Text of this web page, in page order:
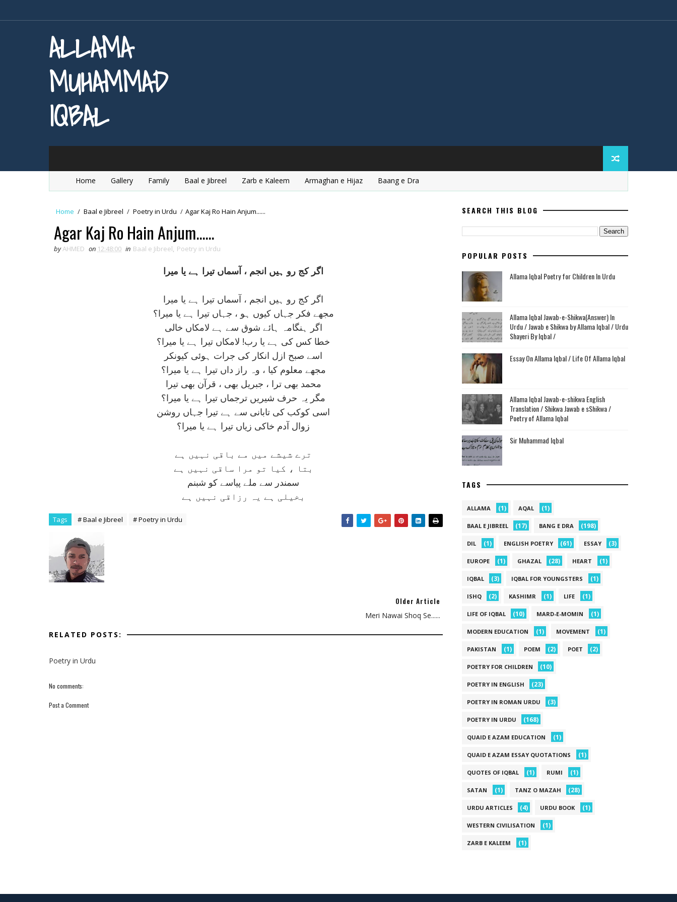
ALLAMA
MUHAMMAD
IQBAL
Home Gallery Family Baal e Jibreel Zarb e Kaleem Armaghan e Hijaz Baang e Dra
Home / Baal e Jibreel / Poetry in Urdu / Agar Kaj Ro Hain Anjum......
Agar Kaj Ro Hain Anjum......
byAHMED on 12:48:00 in Baal e Jibreel, Poetry in Urdu
اگر کج رو ہيں انجم ، آسماں تيرا ہے يا ميرا
اگر کج رو ہيں انجم ، آسماں تيرا ہے يا ميرا
مجھے فکر جہاں کيوں ہو ، جہاں تيرا ہے يا ميرا؟
اگر ہنگامہ ہائے شوق سے ہے لامکاں خالی
خطا کس کی ہے يا رب! لامکاں تيرا ہے يا ميرا؟
اسے صبح ازل انکار کی جرات ہوئی کيونکر
مجھے معلوم کيا ، وہ راز داں تيرا ہے يا ميرا؟
محمد بھی ترا ، جبريل بھی ، قرآن بھی تيرا
مگر يہ حرف شيريں ترجماں تيرا ہے يا ميرا؟
اسی کوکب کی تابانی سے ہے تيرا جہاں روشن
زوال آدم خاکی زياں تيرا ہے يا ميرا؟
ترے شيشے ميں مے باقی نہيں ہے
بتا ، کيا تو مرا ساقی نہيں ہے
سمندر سے ملے پياسے کو شبنم
بخيلی ہے يہ رزاقی نہيں ہے
Tags # Baal e Jibreel # Poetry in Urdu
Older Article
Meri Nawai Shoq Se......
RELATED POSTS:
Poetry in Urdu
No comments:
Post a Comment
SEARCH THIS BLOG
POPULAR POSTS
Allama Iqbal Poetry for Children In Urdu
Allama Iqbal Jawab-e-Shikwa(Answer) In
Urdu / Jawab e Shikwa by Allama Iqbal / Urdu
Shayeri By Iqbal /
Essay On Allama Iqbal / Life Of Allama Iqbal
Allama Iqbal Jawab-e-shikwa English
Translation / Shikwa Jawab e sShikwa /
Poetry of Allama Iqbal
Sir Muhammad Iqbal
TAGS
ALLAMA (1) AQAL (1)
BAAL E JIBREEL (17) BANG E DRA (198)
DIL (1) ENGLISH POETRY (61) ESSAY (3)
EUROPE (1) GHAZAL (28) HEART (1)
IQBAL (3) IQBAL FOR YOUNGSTERS (1)
ISHQ (2) KASHIMR (1) LIFE (1)
LIFE OF IQBAL (10) MARD-E-MOMIN (1)
MODERN EDUCATION (1) MOVEMENT (1)
PAKISTAN (1) POEM (2) POET (2)
POETRY FOR CHILDREN (10)
POETRY IN ENGLISH (23)
POETRY IN ROMAN URDU (3)
POETRY IN URDU (168)
QUAID E AZAM EDUCATION (1)
QUAID E AZAM ESSAY QUOTATIONS (1)
QUOTES OF IQBAL (1) RUMI (1)
SATAN (1) TANZ O MAZAH (28)
URDU ARTICLES (4) URDU BOOK (1)
WESTERN CIVILISATION (1)
ZARB E KALEEM (1)